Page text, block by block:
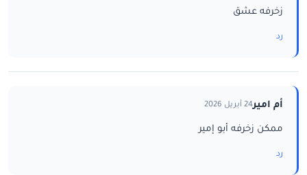
زخرفه عشق
رد
أم امير24 أبريل 2026
ممكن زخرفه أبو إمير
رد